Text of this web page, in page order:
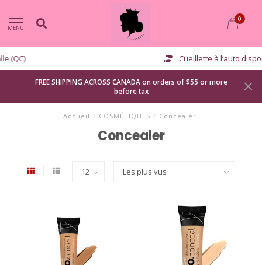
MENU
0
Cueillette à l’auto disponible
FREE SHIPPING ACROSS CANADA on orders of $55 or more
before tax
Accueil / COSMÉTIQUES / Concealer
Concealer